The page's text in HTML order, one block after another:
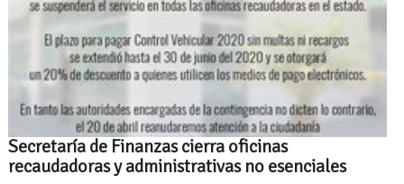
Secretaría de Finanzas cierra oficinas
recaudadoras y administrativas no esenciales